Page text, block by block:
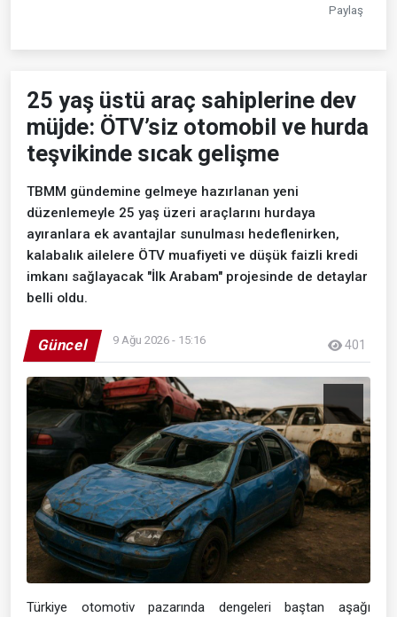
Paylaş
25 yaş üstü araç sahiplerine dev
müjde: ÖTV’siz otomobil ve hurda
teşvikinde sıcak gelişme
TBMM gündemine gelmeye hazırlanan yeni
düzenlemeyle 25 yaş üzeri araçlarını hurdaya
ayıranlara ek avantajlar sunulması hedeflenirken,
kalabalık ailelere ÖTV muafiyeti ve düşük faizli kredi
imkanı sağlayacak "İlk Arabam" projesinde de detaylar
belli oldu.
Güncel 9 Ağu 2026 - 15:16 401
Türkiye otomotiv pazarında dengeleri baştan aşağı